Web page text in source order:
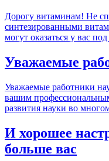
Дорогу витаминам! Не
синтезированными
могут оказаться у вас
Уважаемые
Уважаемые работники
вашим
развития науки во
И хорошее
больше вас